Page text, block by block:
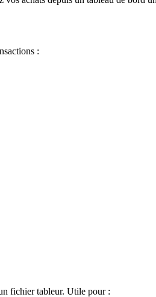
:
fichier tableur. Utile pour :